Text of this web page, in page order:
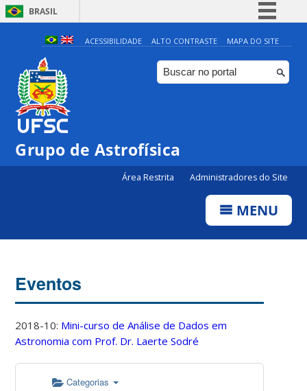
BRASIL
Simplifique!
Comunica BR
Participe
ACESSIBILIDADE ALTO CONTRASTE MAPA DO SITE
Grupo de Astrofísica
Área Restrita Administradores do Site
MENU
Eventos
2018-10: Mini-curso de Análise de Dados em
Astronomia com Prof. Dr. Laerte Sodré
Categorias